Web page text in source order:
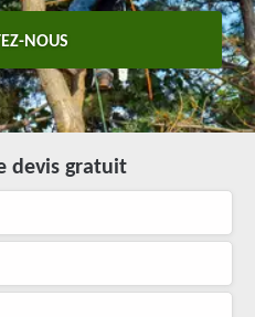
NOUS
devis gratuit